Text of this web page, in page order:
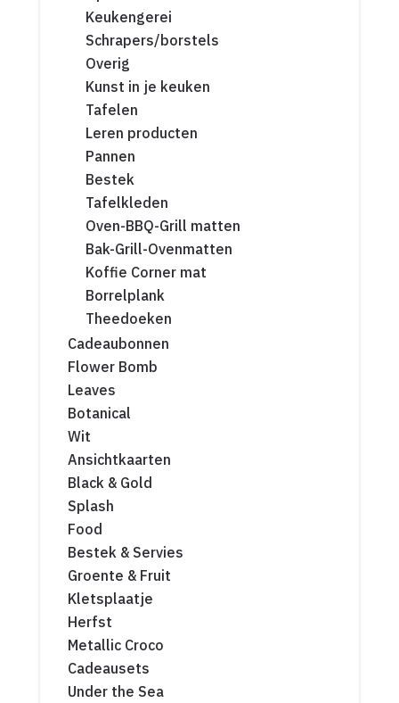
Keukengerei
Schrapers/borstels
Overig
Kunst in je keuken
Tafelen
Leren producten
Pannen
Bestek
Tafelkleden
Oven-BBQ-Grill matten
Bak-Grill-Ovenmatten
Koffie Corner mat
Borrelplank
Theedoeken
Cadeaubonnen
Flower Bomb
Leaves
Botanical
Wit
Ansichtkaarten
Black & Gold
Splash
Food
Bestek & Servies
Groente & Fruit
Kletsplaatje
Herfst
Metallic Croco
Cadeausets
Under the Sea